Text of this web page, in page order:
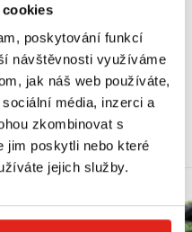
cookies
poskytování funkcí
návštěvnosti využíváme
jak náš web používáte,
média, inzerci a
zkombinovat s
jim poskytli nebo které
jejich služby.
je vhodný pro